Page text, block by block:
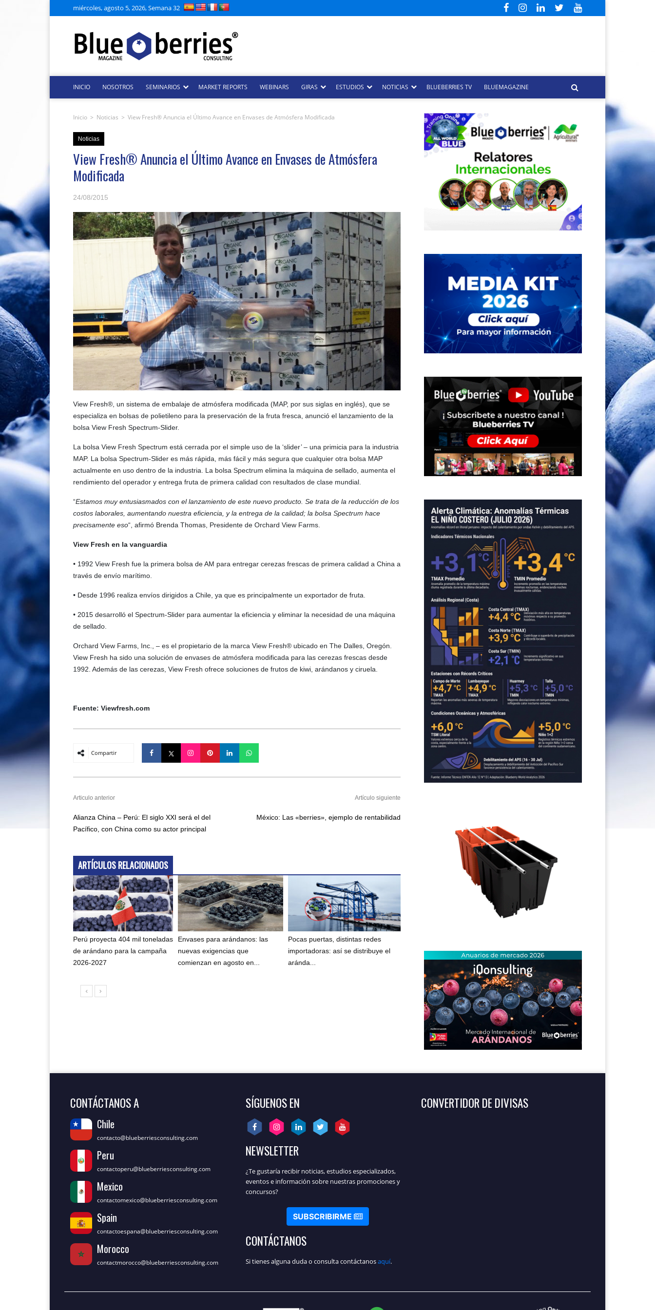
miércoles, agosto 5, 2026, Semana 32
INICIO NOSOTROS SEMINARIOS MARKET REPORTS WEBINARS GIRAS ESTUDIOS NOTICIAS BLUEBERRIES TV BLUEMAGAZINE
Inicio > Noticias > View Fresh® Anuncia el Último Avance en Envases de Atmósfera Modificada
Noticias
View Fresh® Anuncia el Último Avance en Envases de Atmósfera
Modificada
24/08/2015
View Fresh®, un sistema de embalaje de atmósfera modificada (MAP, por sus siglas en inglés), que se
especializa en bolsas de polietileno para la preservación de la fruta fresca, anunció el lanzamiento de la
bolsa View Fresh Spectrum-Slider.
La bolsa View Fresh Spectrum está cerrada por el simple uso de la ‘slider’ – una primicia para la industria
MAP. La bolsa Spectrum-Slider es más rápida, más fácil y más segura que cualquier otra bolsa MAP
actualmente en uso dentro de la industria. La bolsa Spectrum elimina la máquina de sellado, aumenta el
rendimiento del operador y entrega fruta de primera calidad con resultados de clase mundial.
“Estamos muy entusiasmados con el lanzamiento de este nuevo producto. Se trata de la reducción de los
costos laborales, aumentando nuestra eficiencia, y la entrega de la calidad; la bolsa Spectrum hace
precisamente eso“, afirmó Brenda Thomas, Presidente de Orchard View Farms.
View Fresh en la vanguardia
• 1992 View Fresh fue la primera bolsa de AM para entregar cerezas frescas de primera calidad a China a
través de envío marítimo.
• Desde 1996 realiza envíos dirigidos a Chile, ya que es principalmente un exportador de fruta.
• 2015 desarrolló el Spectrum-Slider para aumentar la eficiencia y eliminar la necesidad de una máquina
de sellado.
Orchard View Farms, Inc., – es el propietario de la marca View Fresh® ubicado en The Dalles, Oregón.
View Fresh ha sido una solución de envases de atmósfera modificada para las cerezas frescas desde
1992. Además de las cerezas, View Fresh ofrece soluciones de frutos de kiwi, arándanos y ciruela.
Fuente: Viewfresh.com
Compartir
Articulo anterior
Alianza China – Perú: El siglo XXI será el del
Pacífico, con China como su actor principal
Artículo siguiente
México: Las «berries», ejemplo de rentabilidad
ARTÍCULOS RELACIONADOS
Perú proyecta 404 mil toneladas
de arándano para la campaña
2026-2027
Envases para arándanos: las
nuevas exigencias que
comienzan en agosto en...
Pocas puertas, distintas redes
importadoras: así se distribuye el
aránda...
CONTÁCTANOS A
Chile
contacto@blueberriesconsulting.com
Peru
contactoperu@blueberriesconsulting.com
Mexico
contactomexico@blueberriesconsulting.com
Spain
contactoespana@blueberriesconsulting.com
Morocco
contactmorocco@blueberriesconsulting.com
SÍGUENOS EN
NEWSLETTER
¿Te gustaría recibir noticias, estudios especializados,
eventos e información sobre nuestras promociones y
concursos?
SUBSCRIBIRME
CONTÁCTANOS
Si tienes alguna duda o consulta contáctanosaquí.
CONVERTIDOR DE DIVISAS